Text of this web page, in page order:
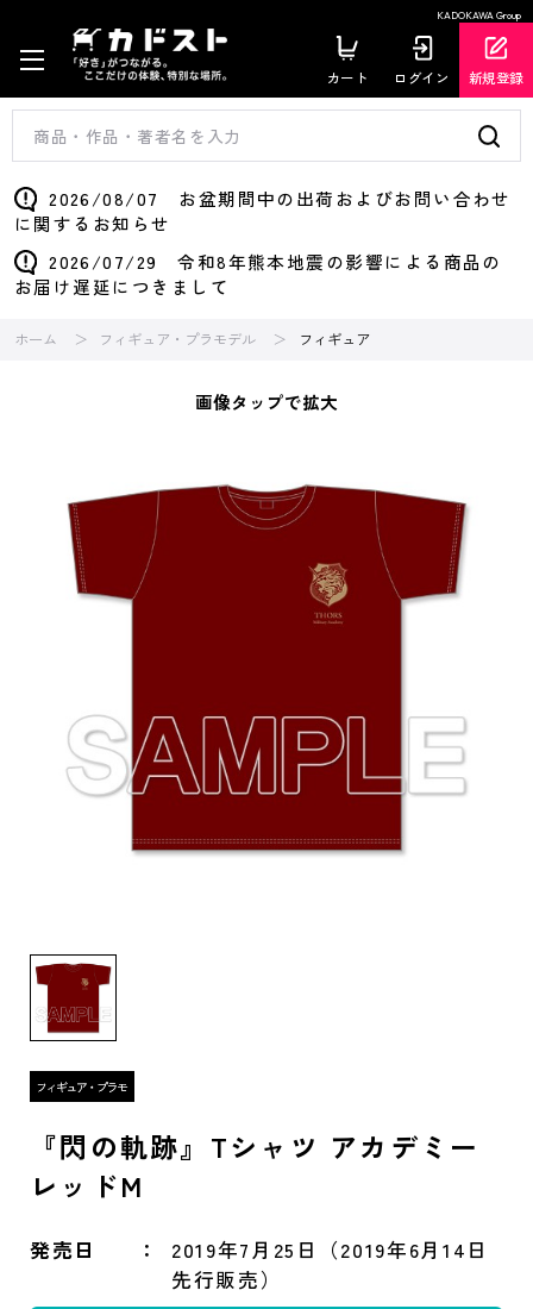
KADOKAWA Group
カート ログイン 新規登録
2026/08/07 お盆期間中の出荷およびお問い合わせ
に関するお知らせ
2026/07/29 令和8年熊本地震の影響による商品の
お届け遅延につきまして
ホーム フィギュア・プラモデル フィギュア
画像タップで拡大
『閃の軌跡』Tシャツ アカデミー
レッドM
発売日
2019年7月25日（2019年6月14日
先行販売）